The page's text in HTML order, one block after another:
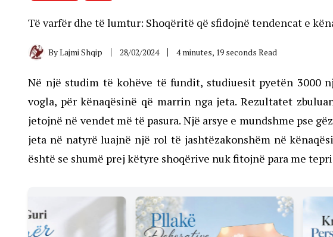
Të varfër dhe të lumtur: Shoqëritë që sfidojnë tendencat e
ByLajmi Shqip 28/02/2024 4 minutes, 19 seconds Read
Në një studim të kohëve të fundit, studiuesit pyetën 3000
vogla, për kënaqësinë që marrin nga jeta. Rezultatet
jetojnë në vendet më të pasura. Një arsye e mundshme pse
jeta në natyrë luajnë një rol të jashtëzakonshëm në
është se shumë prej këtyre shoqërive nuk fitojnë para me tepri